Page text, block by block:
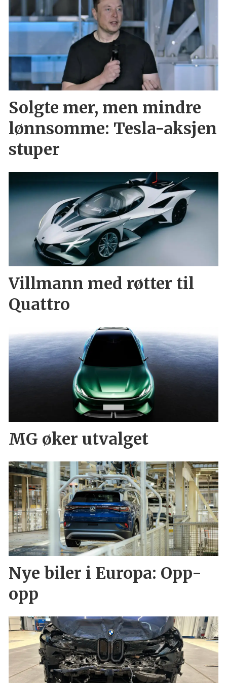
Solgte mer, men mindre
lønnsomme: Tesla-aksjen
stuper
Villmann med røtter til
Quattro
MG øker utvalget
Nye biler i Europa: Opp-
opp